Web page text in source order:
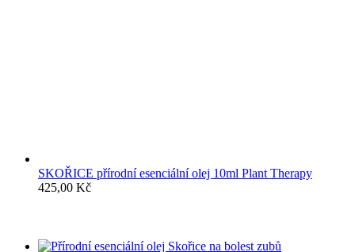
SKOŘICE přírodní esenciální olej 10ml Plant Therapy
425,00 Kč